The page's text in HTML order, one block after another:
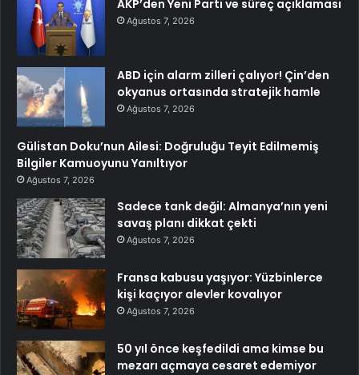
AKP’den Yeni Parti ve süreç açıklaması
Ağustos 7, 2026
ABD için alarm zilleri çalıyor! Çin’den
okyanus ortasında stratejik hamle
Ağustos 7, 2026
Gülistan Doku’nun Ailesi: Doğruluğu Teyit Edilmemiş
Bilgiler Kamuoyunu Yanıltıyor
Ağustos 7, 2026
Sadece tank değil: Almanya’nın yeni
savaş planı dikkat çekti
Ağustos 7, 2026
Fransa kabusu yaşıyor: Yüzbinlerce
kişi kaçıyor alevler kovalıyor
Ağustos 7, 2026
50 yıl önce keşfedildi ama kimse bu
mezarı açmaya cesaret edemiyor